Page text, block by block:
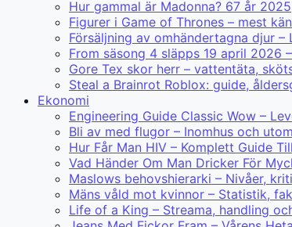
Hur gammal är Madonna? 67 år 2025
Figurer i Game of Thrones – mest
Försäljning av omhändertagna djur –
From säsong 4 släpps 19 april 2026
Gore Tex skor herr – vattentäta,
Steal a Brainrot Roblox: guide,
Ekonomi
Engineering Guide Classic Wow –
Bli av med flugor – Inomhus och
Hur Får Man HIV – Komplett Guide
Vad Händer Om Man Dricker För
Maslows behovshierarki – Nivåer,
Mäns våld mot kvinnor – Statistik,
Life of a King – Streama, handling